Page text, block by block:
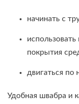
начинать с
покрытия
двигаться по
Удобная швабра и